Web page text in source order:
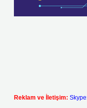
Reklam ve İletişim: